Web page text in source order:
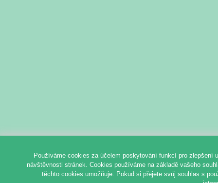
Používáme cookies za účelem poskytování funkcí pro zlepšení
návštěvnosti stránek. Cookies používáme na základě vašeho
těchto cookies umožňuje. Pokud si přejete svůj souhlas s